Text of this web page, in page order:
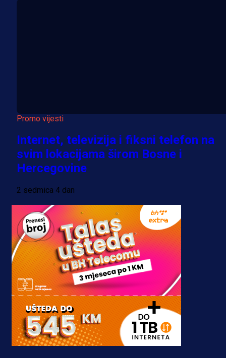
Promo vijesti
Internet, televizija i fiksni telefon na
svim lokacijama širom Bosne i
Hercegovine
2 sedmica 4 dan